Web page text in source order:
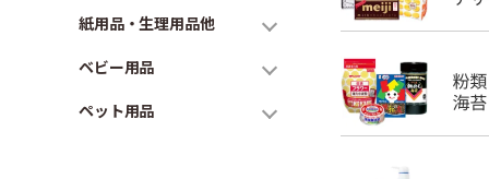
紙用品・生理用品他
ベビー用品
ペット用品